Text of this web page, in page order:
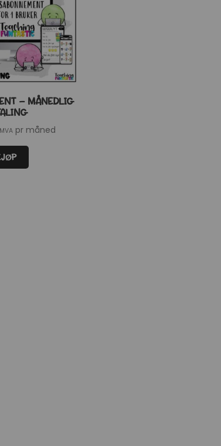
– MÅNEDLIG
pr måned